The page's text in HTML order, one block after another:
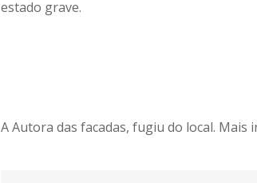
estado grave.
A Autora das facadas, fugiu do local.